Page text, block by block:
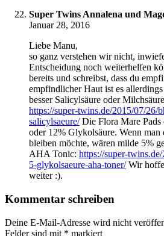
Super Twins Annalena und
Januar 28, 2016
Liebe Manu,
so ganz verstehen wir nicht,
Entscheidung noch weiterhelfen
bereits und schreibst, dass du
empfindlicher Haut ist es
besser Salicylsäure oder
https://super-twins.de/2015/07/26/
salicylsaeure/Die Flora Mare Pads
oder 12% Glykolsäure. Wenn
bleiben möchte, wären milde 5%
AHA Tonic: https://super-
5-glykolsaeure-aha-toner/Wir
weiter :).
Kommentar schreiben
Deine E-Mail-Adresse wird nicht
Felder sind mit * markiert